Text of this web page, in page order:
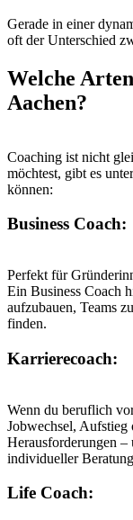
Gerade in einer
oft der Unterschied
Welche
Aachen?
Coaching ist nicht
möchtest, gibt es
können:
Business Coach:
Perfekt für
Ein Business Coach
aufzubauen, Teams
finden.
Karrierecoach:
Wenn du beruflich
Jobwechsel, Aufstieg
Herausforderungen
individueller
Life Coach: